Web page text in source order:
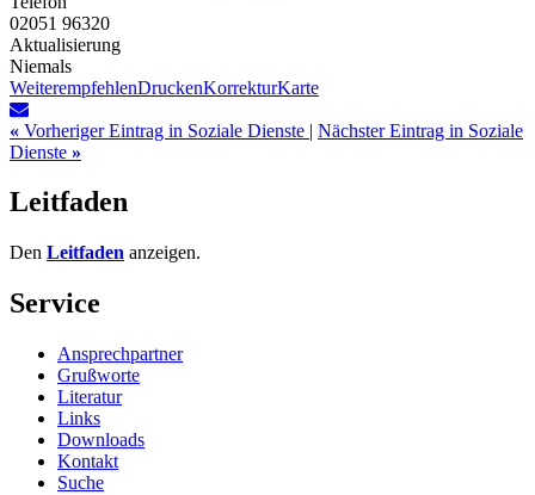
02051 96320
Aktualisierung
Niemals
WeiterempfehlenDruckenKorrekturKarte
« Vorheriger Eintrag in Soziale Dienste | Nächster Eintrag in Soziale
Dienste »
Leitfaden
Den Leitfaden anzeigen.
Service
Ansprechpartner
Grußworte
Literatur
Links
Downloads
Kontakt
Suche